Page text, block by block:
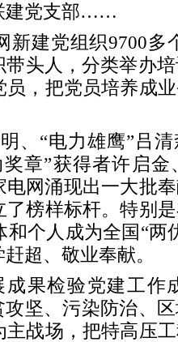
建党支部……
新建党组织9700多
带头人，分类举办
，把党员培养成
、“电力雄鹰”吕
章”获得者许启金
网涌现出一大批
了榜样标杆。特别
和个人成为全国“两
超、敬业奉献。
成果检验党建工作
攻坚、污染防治、
主战场，把特高压